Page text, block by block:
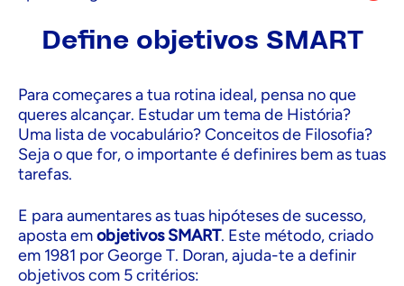
Define objetivos SMART
Para começares a tua rotina ideal, pensa no que
queres alcançar. Estudar um tema de História?
Uma lista de vocabulário? Conceitos de Filosofia?
Seja o que for, o importante é definires bem as tuas
tarefas.
E para aumentares as tuas hipóteses de sucesso,
aposta emobjetivos SMART. Este método, criado
em 1981 por George T. Doran, ajuda-te a definir
objetivos com 5 critérios: